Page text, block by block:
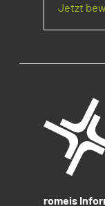
Jetzt
romeis